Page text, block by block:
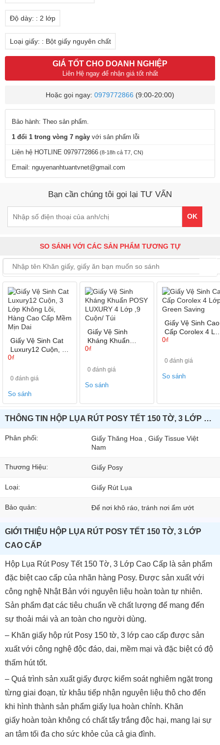
Độ dày: : 2 lớp
Loại giấy: : Bột giấy nguyên chất
GIÁ TỐT CHO DOANH NGHIỆP
Liên Hệ ngay để nhận giá tốt nhất
Hoặc gọi ngay: 0979772866 (9:00-20:00)
Bảo hành: Theo sản phẩm.
1 đổi 1 trong vòng 7 ngày với sản phẩm lỗi
Liên hệ HOTLINE 0979772866 (8-18h cả T7, CN)
Email: nguyenanhtuantvnet@gmail.com
Bạn cần chúng tôi gọi lại TƯ VẤN
OK
SO SÁNH VỚI CÁC SẢN PHẨM TƯƠNG TỰ
Giấy Vệ Sinh Cat
Luxury12 Cuộn, 3
Lớp Không Lõi,
Mềm Mịn Dai
0₫
0 đánh giá
So sánh
Giấy Vệ Sinh
Kháng Khuẩn
POSY LUXURY 4
0₫
0 đánh giá
So sánh
Giấy Vệ Sinh Cao
Cấp Corolex 4
Green Saving
0₫
0 đánh giá
So sánh
THÔNG TIN HỘP LỤA RÚT POSY TẾT 150 TỜ, 3 LỚP CAO CẤP
Phân phối:
Giấy Thăng Hoa , Giấy Tissue Việt
Nam
Thương Hiệu: Giấy Posy
Loại: Giấy Rút Lụa
Bảo quản: Để nơi khô ráo, tránh nơi ẩm ướt
GIỚI THIỆU HỘP LỤA RÚT POSY TẾT 150 TỜ, 3 LỚP
CAO CẤP
Hộp Lụa Rút Posy Tết 150 Tờ, 3 Lớp Cao Cấp là sản phẩm
đặc biệt cao cấp của nhãn hàng Posy. Được sản xuất với
công nghệ Nhật Bản với nguyên liệu hoàn toàn tự nhiên.
Sản phẩm đạt các tiêu chuẩn về chất lượng để mang đến
sự thoải mái và an toàn cho người dùng.
– Khăn giấy hộp rút Posy 150 tờ, 3 lớp cao cấp được sản
xuất với công nghệ độc đáo, dai, mềm mại và đặc biệt có độ
thấm hút tốt.
– Quá trình sản xuất giấy được kiểm soát nghiêm ngặt trong
từng giai đoạn, từ khâu tiếp nhận nguyên liệu thô cho đến
khi hình thành sản phẩm giấy lụa hoàn chỉnh. Khăn
giấy hoàn toàn không có chất tẩy trắng độc hại, mang lại sự
an tâm tối đa cho sức khỏe của cả gia đình.